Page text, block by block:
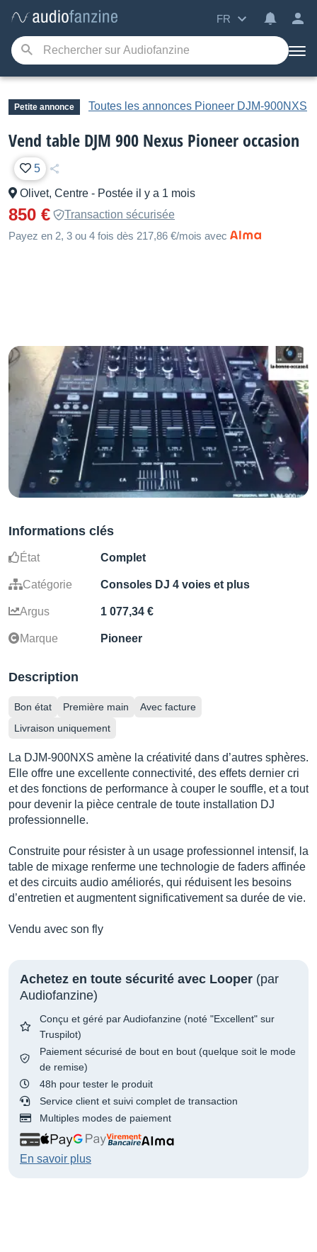
FR
Petite annonce Toutes les annonces Pioneer DJM-900NXS
Vend table DJM 900 Nexus Pioneer occasion
5
Olivet, Centre - Postée il y a 1 mois
850 €
Transaction sécurisée
Payez en 2, 3 ou 4 fois dès 217,86 €/mois avec
Informations clés
État Complet
Catégorie Consoles DJ 4 voies et plus
Argus 1 077,34 €
Marque Pioneer
Description
Bon état Première main
Avec facture
Livraison uniquement
La DJM-900NXS amène la créativité dans d’autres sphères.
Elle offre une excellente connectivité, des effets dernier cri
et des fonctions de performance à couper le souffle, et a tout
pour devenir la pièce centrale de toute installation DJ
professionnelle.
Construite pour résister à un usage professionnel intensif, la
table de mixage renferme une technologie de faders affinée
et des circuits audio améliorés, qui réduisent les besoins
d’entretien et augmentent significativement sa durée de vie.
Vendu avec son fly
Achetez en toute sécurité avec Looper (par
Audiofanzine)
Conçu et géré par Audiofanzine (noté "Excellent" sur
Truspilot)
Paiement sécurisé de bout en bout (quelque soit le mode
de remise)
48h pour tester le produit
Service client et suivi complet de transaction
Multiples modes de paiement
En savoir plus